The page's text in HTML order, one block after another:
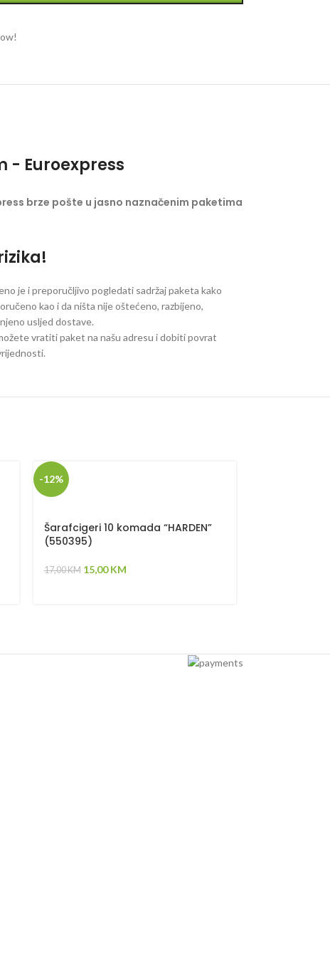
- Euroexpress
brze pošte u jasno naznačenim paketima
je i preporučljivo pogledati sadržaj paketa kako
kao i da ništa nije oštećeno, razbijeno,
usljed dostave.
vratiti paket na našu adresu i dobiti povrat
-12%
Šarafcigeri 10 komada “HARDEN”
(550395)
17,00KM 15,00KM